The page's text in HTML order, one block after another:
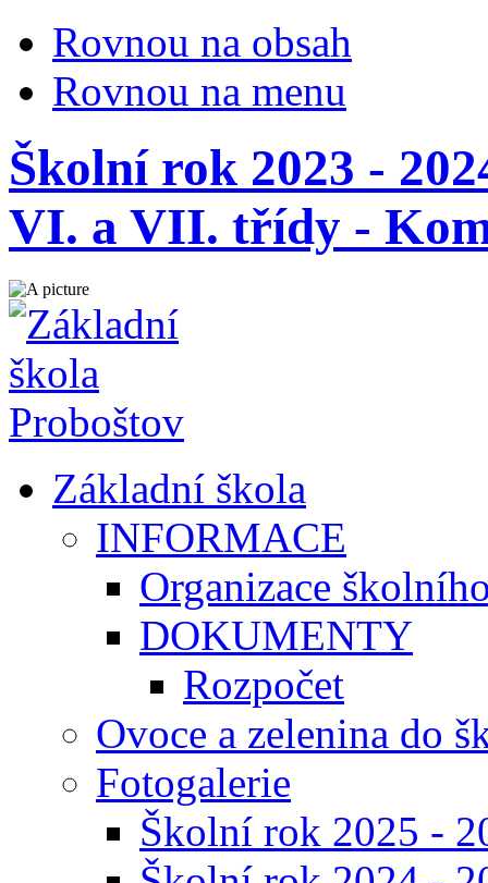
Rovnou na obsah
Rovnou na menu
Školní rok 2023 -
VI. a VII. třídy -
Základní škola
INFORMACE
Organizace
DOKUMENTY
Rozpočet
Ovoce a zelenina do
Fotogalerie
Školní rok 2025 -